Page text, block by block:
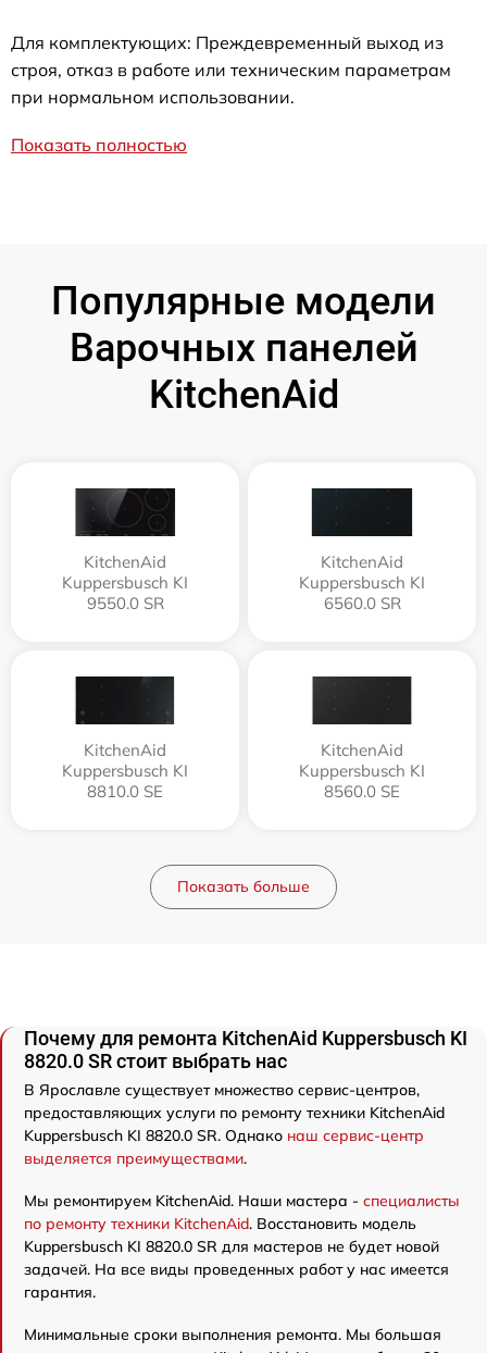
Для комплектующих: Преждевременный выход из
строя, отказ в работе или техническим параметрам
при нормальном использовании.
Показать полностью
Популярные модели
Варочных панелей
KitchenAid
KitchenAid
Kuppersbusch KI
9550.0 SR
KitchenAid
Kuppersbusch KI
6560.0 SR
KitchenAid
Kuppersbusch KI
8810.0 SE
KitchenAid
Kuppersbusch KI
8560.0 SE
Показать больше
Почему для ремонта KitchenAid Kuppersbusch KI
8820.0 SR стоит выбрать нас
В Ярославле существует множество сервис-центров,
предоставляющих услуги по ремонту техники KitchenAid
Kuppersbusch KI 8820.0 SR. Однако наш сервис-центр
выделяется преимуществами.
Мы ремонтируем KitchenAid. Наши мастера - специалисты
по ремонту техники KitchenAid. Восстановить модель
Kuppersbusch KI 8820.0 SR для мастеров не будет новой
задачей. На все виды проведенных работ у нас имеется
гарантия.
Минимальные сроки выполнения ремонта. Мы большая